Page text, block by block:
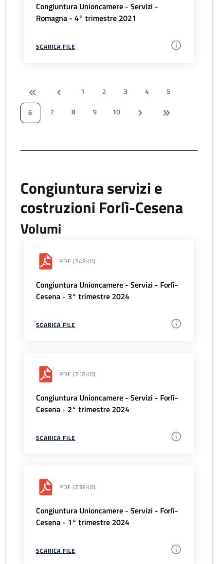
Congiuntura Unioncamere - Servizi -
Romagna - 4° trimestre 2021
SCARICA FILE
1 2 3 4
5
6
7 8 9 10
Congiuntura servizi e
costruzioni Forlì-Cesena
Volumi
PDF (249KB)
Congiuntura Unioncamere - Servizi - Forlì-
Cesena - 3° trimestre 2024
SCARICA FILE
PDF (218KB)
Congiuntura Unioncamere - Servizi - Forlì-
Cesena - 2° trimestre 2024
SCARICA FILE
PDF (239KB)
Congiuntura Unioncamere - Servizi - Forlì-
Cesena - 1° trimestre 2024
SCARICA FILE